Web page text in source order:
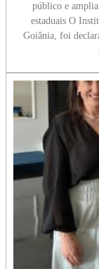
público e amplia
estaduais O
Goiânia, foi